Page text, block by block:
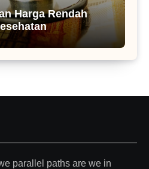
Harga Rendah
parallel paths are we in